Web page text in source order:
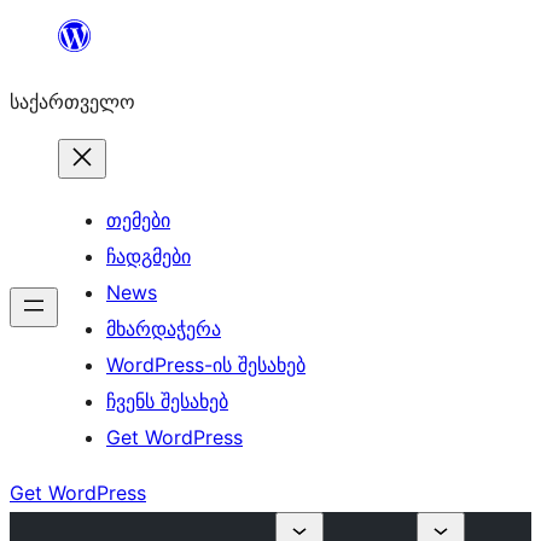
შიგთავსზე
საქართველო
თემები
ჩადგმები
News
მხარდაჭერა
WordPress-ის შესახებ
ჩვენს შესახებ
Get WordPress
Get WordPress